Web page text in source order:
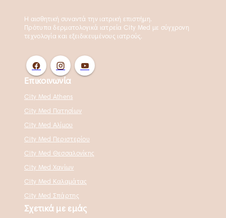
Η αισθητική συναντά την ιατρική επιστήμη.
Πρότυπα δερματολογικά ιατρεία City Med με σύγχρονη
τεχνολογία και εξειδικευμένους ιατρούς.
Επικοινωνία
City Med Athens
City Med Πατησίων
City Med Αλίμου
City Med Περιστερίου
City Med Θεσσαλονίκης
City Med Χανίων
City Med Καλαμάτας
City Med Σπάρτης
Σχετικά με εμάς